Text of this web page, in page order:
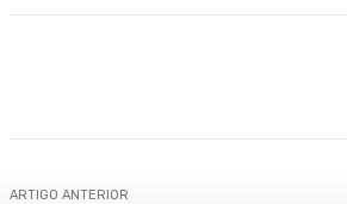
ARTIGO ANTERIOR